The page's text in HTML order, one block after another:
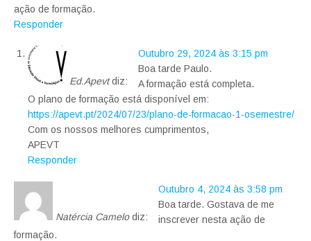
ação de formação.
Responder
Ed.Apevt diz:
Outubro 29, 2024 às 3:15 pm
Boa tarde Paulo.
A formação está completa.
O plano de formação está disponível em:
https://apevt.pt/2024/07/23/plano-de-formacao-1-osemestre/
Com os nossos melhores cumprimentos,
APEVT
Responder
Natércia Camelo diz:
Outubro 4, 2024 às 3:58 pm
Boa tarde. Gostava de me
inscrever nesta ação de
formação.